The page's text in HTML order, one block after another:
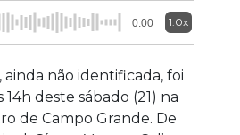
0:00 1.0x
não identificada, foi
deste sábado (21) na
de Campo Grande. De